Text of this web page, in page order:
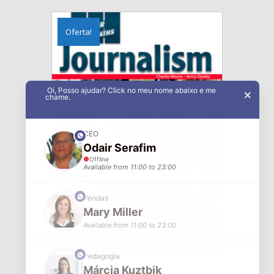
Oferta!
×
Oi, Posso ajudar? Click no meu nome abaixo e me
chame.
phone CEO
Odair Serafim
Offline
Available from 11:00 to 23:00
phone Vendas
Mary Miller
Available from 11:00 to 23:00
phone Pedagogia
Márcia Kuztbik